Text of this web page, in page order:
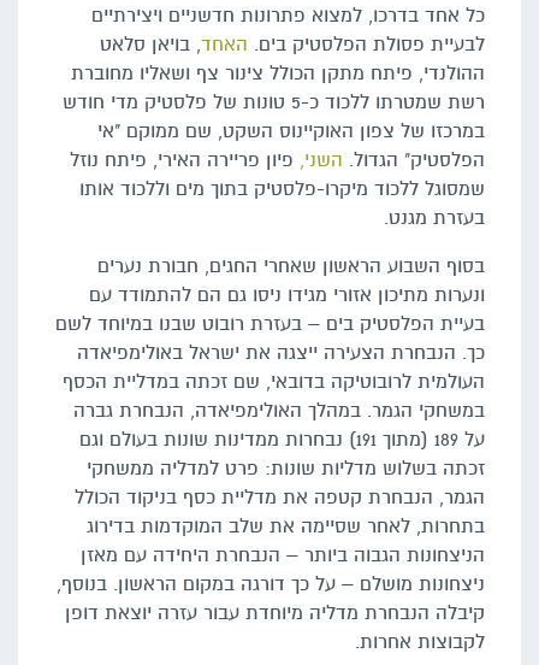
כל אחד בדרכו, למצוא פתרונות חדשניים ויצירתיים
לבעיית פסולת הפלסטיק בים. האחד, בויאן סלאט
ההולנדי, פיתח מתקן הכולל צינור צף ושאליו מחוברת
רשת שמטרתו ללכוד כ-5 טונות של פלסטיק מדי חודש
במרכזו של צפון האוקיינוס השקט, שם ממוקם "אי
הפלסטיק" הגדול. השני, פיון פריירה האירי, פיתח נוזל
שמסוגל ללכוד מיקרו-פלסטיק בתוך מים וללכוד אותו
בעזרת מגנט.
בסוף השבוע הראשון שאחרי החגים, חבורת נערים
ונערות מתיכון אזורי מגידו ניסו גם הם להתמודד עם
בעיית הפלסטיק בים – בעזרת רובוט שבנו במיוחד לשם
כך. הנבחרת הצעירה ייצגה את ישראל באולימפיאדה
העולמית לרובוטיקה בדובאי, שם זכתה במדליית הכסף
במשחקי הגמר. במהלך האולימפיאדה, הנבחרת גברה
על 189 (מתוך 191) נבחרות ממדינות שונות בעולם וגם
זכתה בשלוש מדליות שונות: פרט למדליה ממשחקי
הגמר, הנבחרת קטפה את מדליית כסף בניקוד הכולל
בתחרות, לאחר שסיימה את שלב המוקדמות בדירוג
הניצחונות הגבוה ביותר – הנבחרת היחידה עם מאזן
ניצחונות מושלם – על כך דורגה במקום הראשון. בנוסף,
קיבלה הנבחרת מדליה מיוחדת עבור עזרה יוצאת דופן
לקבוצות אחרות.